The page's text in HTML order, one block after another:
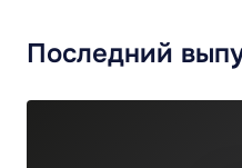
Последний